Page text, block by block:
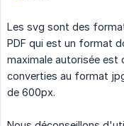
Les svg sont des
PDF qui est un format
maximale autorisée est
converties au format
de 600px.